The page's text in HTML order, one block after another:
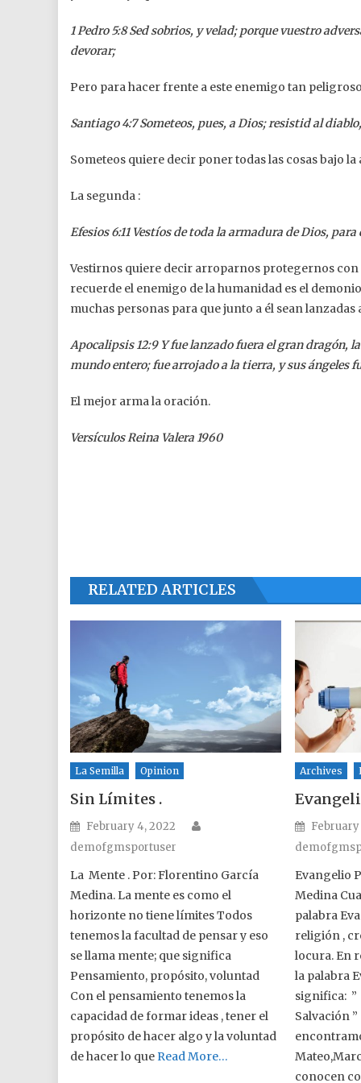
1 Pedro 5:8 Sed sobrios, y velad; porque vuestro
devorar;
Pero para hacer frente a este enemigo tan
Santiago 4:7 Someteos, pues, a Dios; resistid al
Someteos quiere decir poner todas las cosas bajo
La segunda :
Efesios 6:11 Vestíos de toda la armadura de Dios,
Vestirnos quiere decir arroparnos protegernos con
recuerde el enemigo de la humanidad es el
muchas personas para que junto a él sean lanzadas
Apocalipsis 12:9 Y fue lanzado fuera el gran dragón,
mundo entero; fue arrojado a la tierra, y sus ángeles
El mejor arma la oración.
Versículos Reina Valera 1960
RELATED ARTICLES
La Semilla Opinion
Sin Límites .
Posted on
February 4, 2022
demofgmsportuser
La Mente . Por: Florentino García
Medina. La mente es como el
horizonte no tiene límites Todos
tenemos la facultad de pensar y eso
se llama mente; que significa
Pensamiento, propósito, voluntad
Con el pensamiento tenemos la
capacidad de formar ideas , tener el
propósito de hacer algo y la voluntad
de hacer lo que Read More…
Archives
Posted on
Evangelio
Medina
palabra
religión ,
locura. En
la palabra
significa: ”
Salvación
conocen